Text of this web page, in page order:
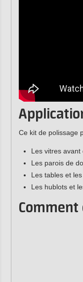
Ce kit de polissage
Les vitres avant
Les parois de
Les tables et
Les hublots et